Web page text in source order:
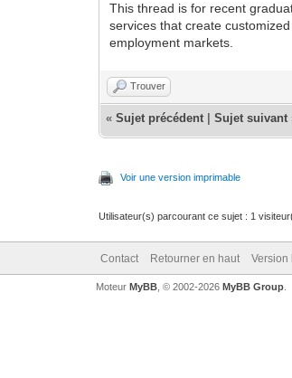
This thread is for recent
services that create
employment markets.
Trouver
«Sujet précédent |Sujet suivant
Voir une version imprimable
Utilisateur(s) parcourant ce sujet : 1
Contact Retourner en haut Version
Moteur MyBB, © 2002-2026 MyBB Group.